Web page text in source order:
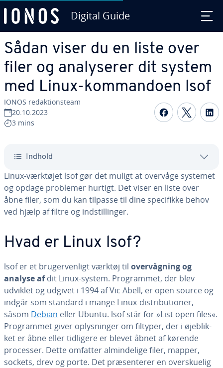
Digital Guide
Sådan viser du en liste over
filer og ana­ly­se­rer dit system
med Linux-kom­man­do­en lsof
IONOS re­dak­tions­team
20.10.2023
3 mins
Del påDel
Indhold
Linux-værktøjet lsof gør det muligt at overvåge systemet
og opdage problemer hurtigt. Det viser en liste over
åbne filer, som du kan tilpasse til dine spe­ci­fik­ke behov
ved hjælp af filtre og indstil­lin­ger.
Hvad er Linux lsof?
lsof er et bru­ger­ven­ligt værktøj til over­våg­ning og
analyse afdit Linux-system. Pro­gram­met, der blev
udviklet og udgivet i 1994 af Vic Abell, er open source og
indgår som standard i mange Linux-di­stri­bu­tio­ner,
såsom Debian eller Ubuntu. lsof står for »List open files«.
Pro­gram­met giver op­lys­nin­ger om filtyper, der i øje­blik­
ket er åbne eller tidligere er blevet åbnet af kørende
processer. Dette omfatter al­min­de­li­ge filer, mapper,
sockets, drev og porte. Det præ­sen­te­rer en over­sku­e­lig